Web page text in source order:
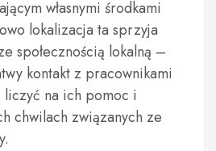
własnymi środkami
lokalizacja ta sprzyja
społecznością lokalną –
kontakt z pracownikami
liczyć na ich pomoc i
chwilach związanych ze